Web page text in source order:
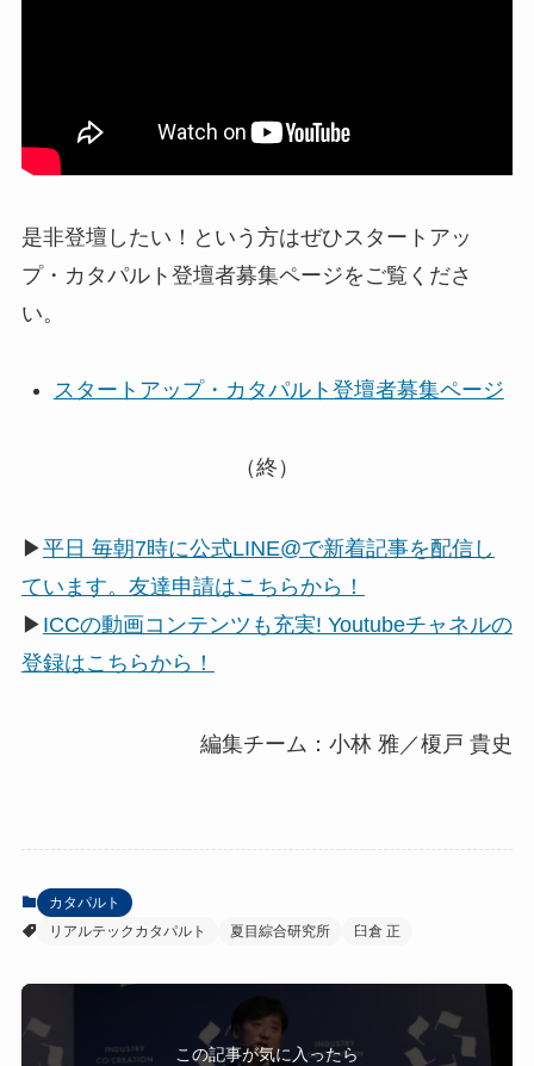
是非登壇したい！という方はぜひスタートアッ
プ・カタパルト登壇者募集ページをご覧くださ
い。
スタートアップ・カタパルト登壇者募集ページ
（終）
▶平日 毎朝7時に公式LINE@で新着記事を配信し
ています。友達申請はこちらから！
▶ ICCの動画コンテンツも充実! Youtubeチャネルの
登録はこちらから！
編集チーム：小林 雅／榎戸 貴史
カタパルト
リアルテックカタパルト
夏目綜合研究所 臼倉 正
この記事が気に入ったら